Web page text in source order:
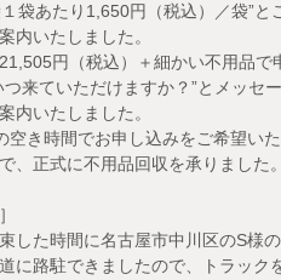
袋あたり1,650円（税込）／袋”
内いたしました。
円（税込）＋細かい不用品
つ来ていただけますか？”とメッセ
内いたしました。
空き時間でお申し込みをご希望い
、正式に不用品回収を承りました。
した時間に名古屋市中川区のS様
に路駐できましたので、トラック